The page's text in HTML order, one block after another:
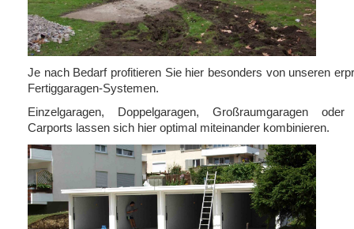
Je nach Bedarf profitieren Sie hier besonders von unseren
Fertiggaragen-Systemen.
Einzelgaragen, Doppelgaragen, Großraumgaragen oder
Carports lassen sich hier optimal miteinander kombinieren.